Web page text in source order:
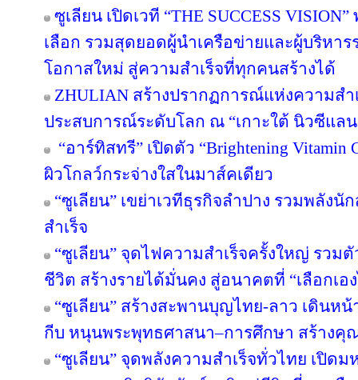
ซูเลียน เปิดเวที “THE SUCCESS
เลือก รวมสุดยอดผู้นำเครือข่ายและผู้บริหา
โอกาสใหม่ สู่ความสำเร็จที่ทุกคนสร้างได้
ZHULIAN สร้างปรากฏการณ์แห่งความสำ
ประสบการณ์ระดับโลก ณ “เกาะใต้ นิวซีแล
“อาร์ทิสทรี” เปิดตัว “Brightening Vitamin
ผิวโกลว์กระจ่างใสในมาส์คเดียว
“ซูเลียน” เขย่าเวทีธุรกิจลำปาง รวมพลัง
สำเร็จ
“ซูเลียน” จุดไฟความสำเร็จครั้งใหญ่ รว
ชีวิต สร้างรายได้มั่นคง สู่อนาคตที่ “เลือกเอ
“ซูเลียน” สร้างสะพานบุญไทย-ลาว เดินห
กีบ หนุนพระพุทธศาสนา–การศึกษา สร้างคุ
“ซูเลียน” จุดพลังความสำเร็จทั่วไทย เปิดม